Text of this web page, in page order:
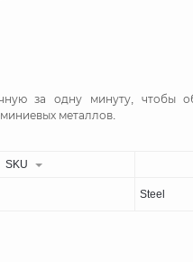
за одну минуту, чтобы
металлов.
SKU
Steel